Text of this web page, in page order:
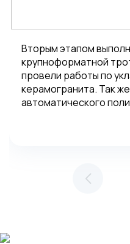
Вторым этапом
крупноформатной
провели работы по
керамогранита. Так
автоматического